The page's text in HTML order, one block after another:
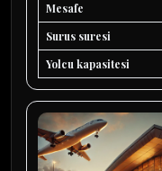
Mesafe
Surus suresi
Yolcu kapasitesi